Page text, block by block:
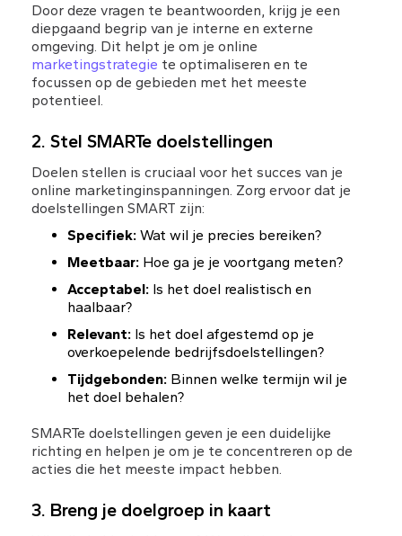
Door deze vragen te beantwoorden, krijg je een
diepgaand begrip van je interne en externe
omgeving. Dit helpt je om je online
marketingstrategie te optimaliseren en te
focussen op de gebieden met het meeste
potentieel.
2. Stel SMARTe doelstellingen
Doelen stellen is cruciaal voor het succes van je
online marketinginspanningen. Zorg ervoor dat je
doelstellingen SMART zijn:
Specifiek: Wat wil je precies bereiken?
Meetbaar: Hoe ga je je voortgang meten?
Acceptabel: Is het doel realistisch en
haalbaar?
Relevant: Is het doel afgestemd op je
overkoepelende bedrijfsdoelstellingen?
Tijdgebonden: Binnen welke termijn wil je
het doel behalen?
SMARTe doelstellingen geven je een duidelijke
richting en helpen je om je te concentreren op de
acties die het meeste impact hebben.
3. Breng je doelgroep in kaart